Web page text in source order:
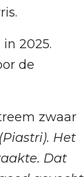
2025.
de
zwaar
Het
Dat